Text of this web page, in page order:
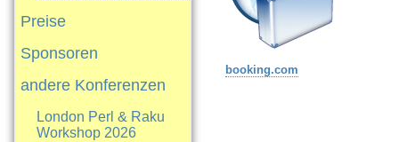
Preise
Sponsoren
andere Konferenzen
London Perl & Raku
Workshop 2026
booking.com